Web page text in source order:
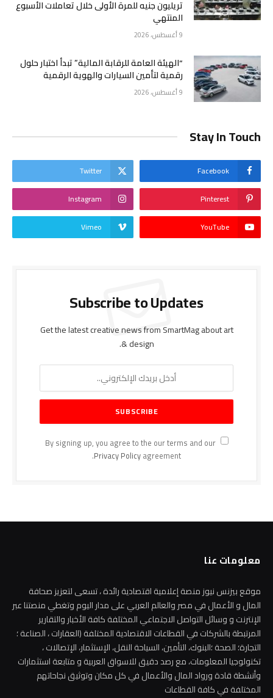
تريليون جنيه للمرة الأولى خلال تعاملات الأسبوع
المنتهي
9 أغسطس، 2026
“الهيئة العامة للرقابة المالية” تبدأ اختبار حلول
رقمية لتأمين السيارات والهوية الرقمية
9 أغسطس، 2026
Stay In Touch
Facebook
Twitter
Pinterest
Instagram
YouTube
Vimeo
Subscribe to Updates
Get the latest creative news from SmartMag about art
& design.
By signing up, you agree to the our terms and our
Privacy Policyagreement.
معلومات عنا
موقع بيزنس نيوز منصة إعلامية اقتصادية رائدة ، تسعى لتعزيز صحافة
المال و الأعمال في مصر والعالم العربي على مدار اليوم وتغطي منصتنا عبر
الإنترنت و وسائل التواصل الاجتماعي المختلفة كافة الأخبار والتقارير
المرتبطة بالشركات في القطاعات الاقتصادية المختلفة (العقارات ، الصناعة ؛
التجارة؛ الصحة ؛البنوك، التأمين، السياحة النقل، الإستثمار، الإتصالات ،
تكنولوجيا المعلومات، مع رصد دقيق للاسواق العربية و متابعة استثمارات
وأنشطة قادة ورواد المال والأعمال في كل مكان وتوثيق نجاحاتهم
المختلفة في كافة القطاعات